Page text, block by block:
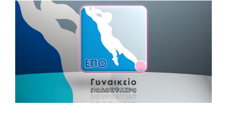
Προβολή
μεγαλύτερης
εικόνας